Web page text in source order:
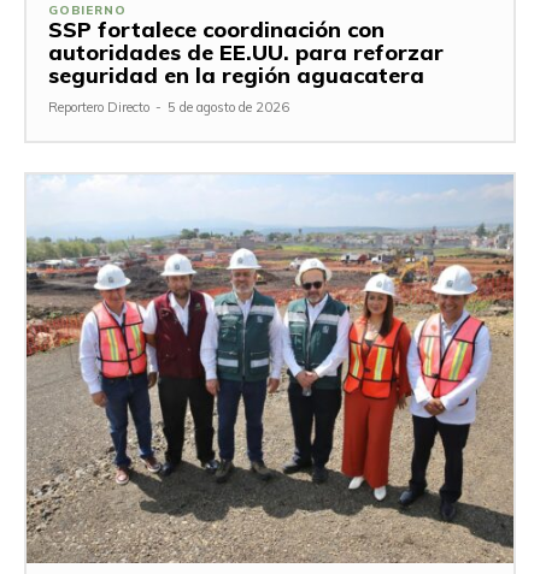
GOBIERNO
SSP fortalece coordinación con
autoridades de EE.UU. para reforzar
seguridad en la región aguacatera
Reportero Directo - 5 de agosto de 2026